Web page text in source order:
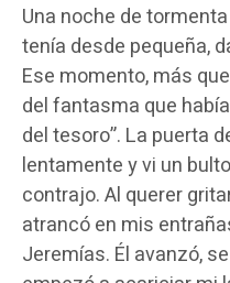
Una noche de
tenía desde pequeña,
Ese momento, más
del fantasma que
del tesoro”. La puerta
lentamente y vi un
contrajo. Al querer
atrancó en mis
Jeremías. Él avanzó,